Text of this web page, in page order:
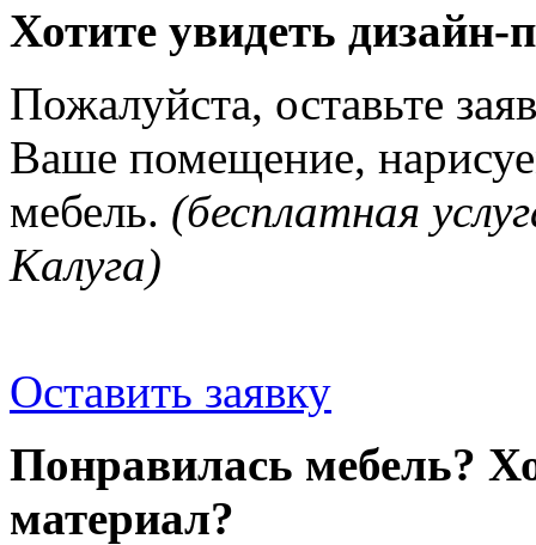
Хотите увидеть дизайн-
Пожалуйста, оставьте
Ваше помещение,
мебель. (бесплатная
Калуга)
Оставить заявку
Понравилась мебель?
материал?